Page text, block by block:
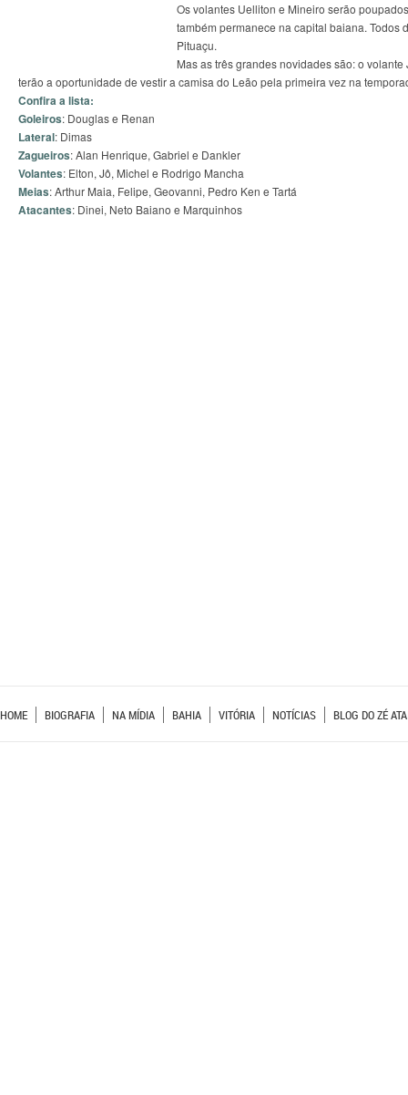
Os volantes Uelliton e Mineiro serão
também permanece na capital baiana. Todos
Pituaçu.
Mas as três grandes novidades são: o
terão a oportunidade de vestir a camisa do Leão pela primeira vez na
Confira a lista:
Goleiros: Douglas e Renan
Lateral: Dimas
Zagueiros: Alan Henrique, Gabriel e Dankler
Volantes: Elton, Jô, Michel e Rodrigo Mancha
Meias: Arthur Maia, Felipe, Geovanni, Pedro Ken e Tartá
Atacantes: Dinei, Neto Baiano e Marquinhos
HOME BIOGRAFIA NA MÍDIA BAHIA VITÓRIA NOTÍCIAS BLOG DO ZÉ